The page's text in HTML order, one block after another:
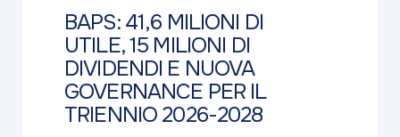
BAPS: 41,6 MILIONI DI
UTILE, 15 MILIONI DI
DIVIDENDI E NUOVA
GOVERNANCE PER IL
TRIENNIO 2026-2028